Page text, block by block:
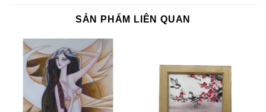
SẢN PHẨM LIÊN QUAN